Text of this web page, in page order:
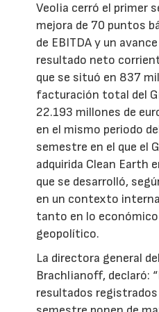
Veolia cerró el primer
mejora de 70 puntos
de EBITDA y un
resultado neto
que se situó en 837
facturación total del
22.193 millones de
en el mismo periodo
semestre en el que el
adquirida Clean Earth
que se desarrolló,
en un contexto
tanto en lo
geopolítico.
La directora general
Brachlianoff, declaró:
resultados